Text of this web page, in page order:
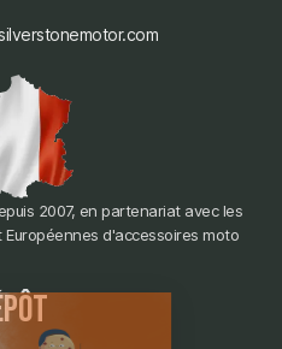
2007, en partenariat avec les
d'accessoires moto